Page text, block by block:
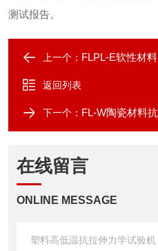
测试报告。
上一个： FLPL-E软性材
返回列表
下一个： FL-W陶瓷材料
在线留言
ONLINE MESSAGE